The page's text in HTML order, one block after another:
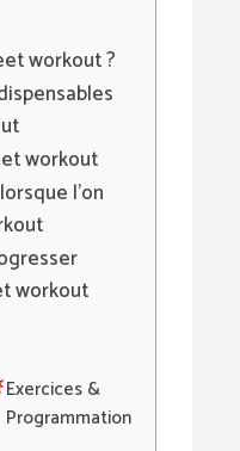
workout ?
workout
l’on
workout
Exercices &
Programmation